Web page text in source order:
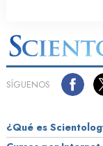
SÍGUENOS
¿Qué es